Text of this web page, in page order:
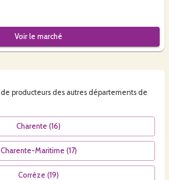
Voir le marché
de producteurs des autres départements de
Charente (16)
Charente-Maritime (17)
Corrèze (19)